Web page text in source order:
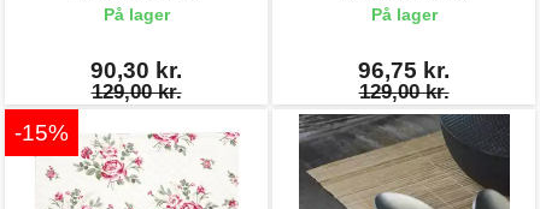
På lager
90,30 kr.
129,00 kr.
På lager
96,75 kr.
129,00 kr.
-15%